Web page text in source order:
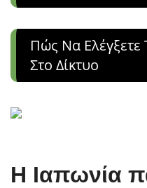
Πώς Να
Στο Δίκτυο
Η Ιαπωνία